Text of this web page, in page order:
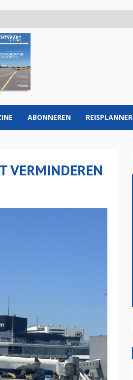
ABONNEREN REISPLANNER
VERMINDEREN